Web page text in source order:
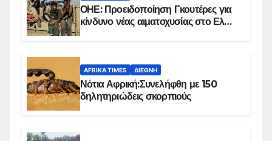
ΟΗΕ: Προειδοποίηση Γκουτέρες για
κίνδυνο νέας αιματοχυσίας στο Ελ
AFRIKA TIMES ΔΙΕΘΝΉ
Νότια Αφρική:Συνελήφθη με 150
δηλητηριώδεις σκορπιούς